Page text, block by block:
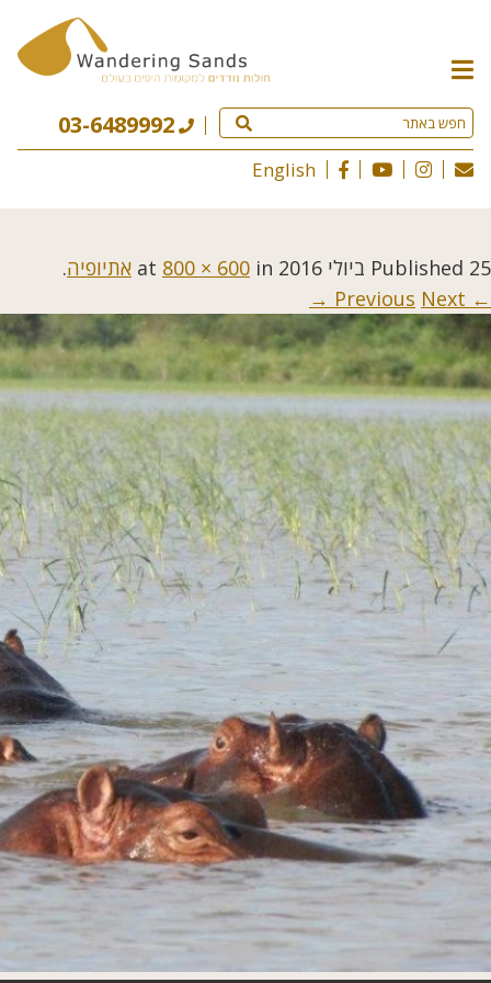
תפריט
האתר
03-6489992
English
Published 25 ביולי 2016 800 × 600 in אתיופיה.
← Previous
Next →